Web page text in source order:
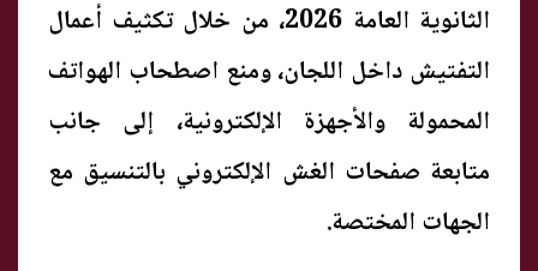
الثانوية العامة 2026، من خلال تكثيف أعمال
التفتيش داخل اللجان، ومنع اصطحاب الهواتف
المحمولة والأجهزة الإلكترونية، إلى جانب
متابعة صفحات الغش الإلكتروني بالتنسيق مع
الجهات المختصة.